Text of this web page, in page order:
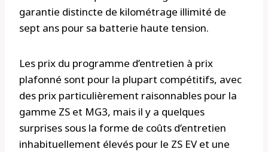
garantie distincte de kilométrage illimité de
sept ans pour sa batterie haute tension.
Les prix du programme d’entretien à prix
plafonné sont pour la plupart compétitifs, avec
des prix particulièrement raisonnables pour la
gamme ZS et MG3, mais il y a quelques
surprises sous la forme de coûts d’entretien
inhabituellement élevés pour le ZS EV et une